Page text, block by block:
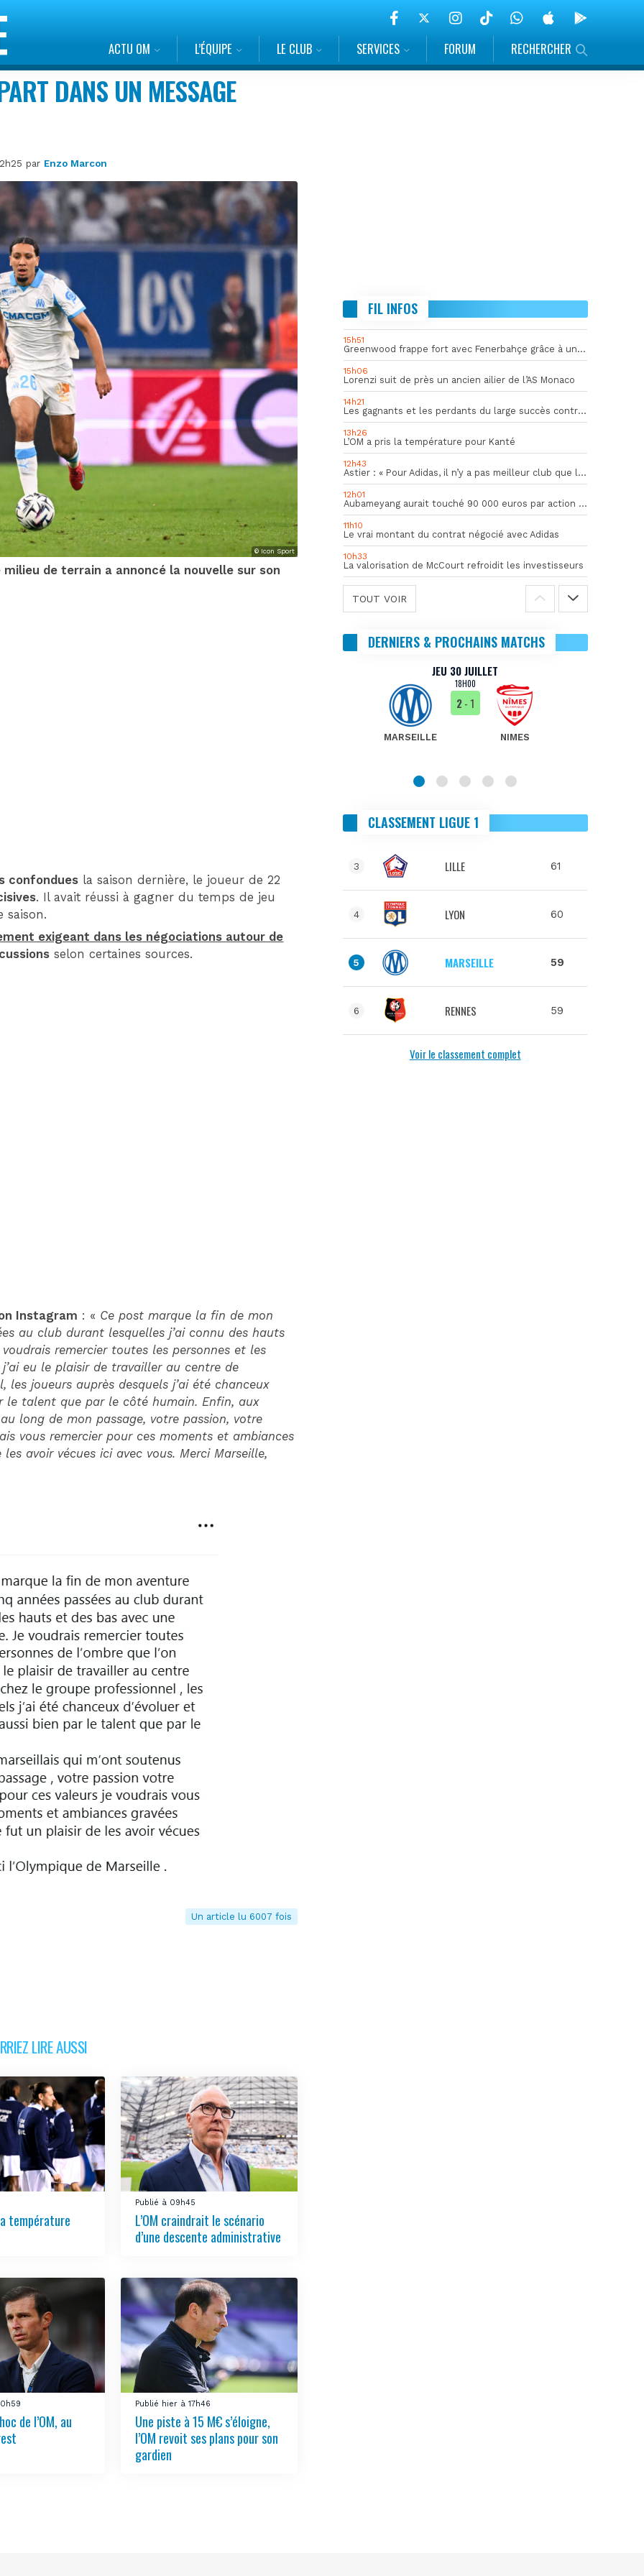
ACTU OM L’ÉQUIPE LE CLUB SERVICES FORUM RECHERCHER
DANS UN MESSAGE
par Enzo Marcon
© Icon Sport
de terrain a annoncé la nouvelle sur son
confondues la saison dernière, le joueur de 22
. Il avait réussi à gagner du temps de jeu
saison.
exigeant dans les négociations autour de
selon certaines sources.
Instagram : « Ce post marque la fin de mon
au club durant lesquelles j’ai connu des hauts
remercier toutes les personnes et les
j’ai eu le plaisir de travailler au centre de
joueurs auprès desquels j’ai été chanceux
le talent que par le côté humain. Enfin, aux
long de mon passage, votre passion, votre
vous remercier pour ces moments et ambiances
avoir vécues ici avec vous. Merci Marseille,
Un article lu 6007 fois
LIRE AUSSI
température
Publié à 09h45
L’OM craindrait le scénario
d’une descente administrative
de l’OM, au
Publié hier à 17h46
Une piste à 15 M€ s’éloigne,
l’OM revoit ses plans pour son
gardien
FIL INFOS
15h51
Greenwood frappe fort avec Fenerbahçe grâce à un but spectaculaire
15h06
Lorenzi suit de près un ancien ailier de l’AS Monaco
14h21
Les gagnants et les perdants du large succès contre Al Shahania
13h26
L’OM a pris la température pour Kanté
12h43
Astier : « Pour Adidas, il n’y a pas meilleur club que l’OM »
12h01
Aubameyang aurait touché 90 000 euros par action décisive
11h10
Le vrai montant du contrat négocié avec Adidas
10h33
La valorisation de McCourt refroidit les investisseurs
TOUT VOIR
DERNIERS & PROCHAINS MATCHS
JEU 30 JUILLET
18H00
MARSEILLE
2- 1
NIMES
CLASSEMENT LIGUE 1
3 LILLE 61
4 LYON 60
5 MARSEILLE 59
6 RENNES 59
Voir le classement complet